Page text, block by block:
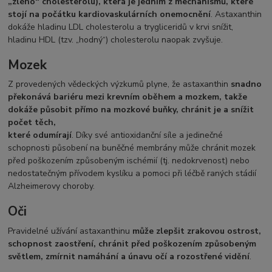
stojí na počátku kardiovaskulárních onemocnění. Astaxanthin
dokáže hladinu LDL cholesterolu a trygliceridů v krvi snížit,
hladinu HDL (tzv. „hodný“) cholesterolu naopak zvyšuje.
Mozek
Z provedených vědeckých výzkumů plyne, že astaxanthin snadno
překonává bariéru mezi krevním oběhem a mozkem, takže
dokáže působit přímo na mozkové buňky, chránit je a snížit
počet těch,
které odumírají. Díky své antioxidanční síle a jedinečné
schopnosti působení na buněčné membrány může chránit mozek
před poškozením způsobeným ischémií (tj. nedokrvenost) nebo
nedostatečným přívodem kyslíku a pomoci při léčbě raných stádií
Alzheimerovy choroby.
Oči
Pravidelné užívání astaxanthinu může zlepšit zrakovou ostrost,
schopnost zaostření, chránit před poškozením způsobeným
světlem, zmírnit namáhání a únavu očí a rozostřené vidění.